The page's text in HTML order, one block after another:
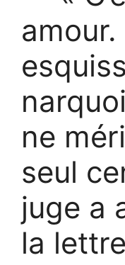
amour.
ne
seul
juge a
la